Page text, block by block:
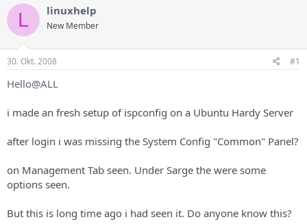
s
e
r
s
h
m
a
s
s
e
d
t
m
L linuxhelp
New Member
30. Okt. 2008 #1
Hello@ALL
i made an fresh setup of ispconfig on a Ubuntu Hardy Server
after login i was missing the System Config "Common" Panel?
on Management Tab seen. Under Sarge the were some
options seen.
But this is long time ago i had seen it. Do anyone know this?